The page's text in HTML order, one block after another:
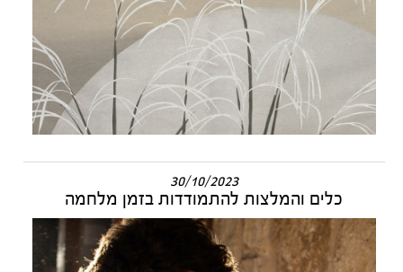
30/10/2023
כלים והמלצות להתמודדות בזמן מלחמה